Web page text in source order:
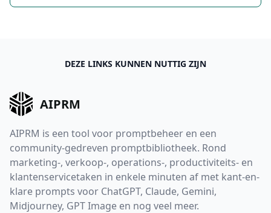
DEZE LINKS KUNNEN NUTTIG ZIJN
AIPRM
AIPRM is een tool voor promptbeheer en een
community-gedreven promptbibliotheek. Rond
marketing-, verkoop-, operations-, productiviteits- en
klantenservicetaken in enkele minuten af met kant-en-
klare prompts voor ChatGPT, Claude, Gemini,
Midjourney, GPT Image en nog veel meer.